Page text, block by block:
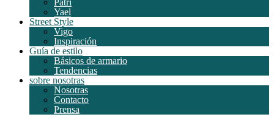
Patri
Yael
Street Style
Vigo
Inspiración
Guía de estilo
Básicos de armario
Tendencias
sobre nosotras
Nosotras
Contacto
Prensa